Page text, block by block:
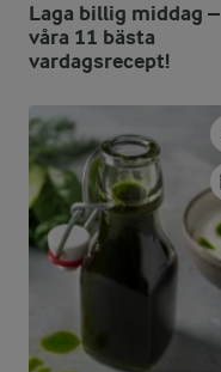
Laga billig middag –
våra 11 bästa
vardagsrecept!